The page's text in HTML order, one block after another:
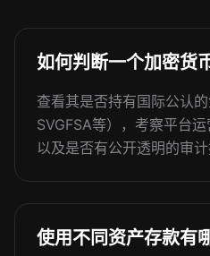
如何判断一个加密货
查看其是否持有国际公认的
SVGFSA等），考察平台
以及是否有公开透明的审计
使用不同资产存款有